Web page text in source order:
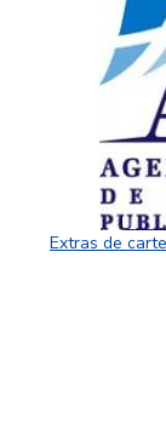
Extras de